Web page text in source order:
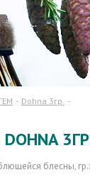
Dohna 3гр.
DOHNA
блесны,